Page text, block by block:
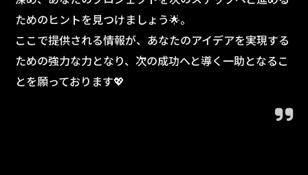
ためのヒントを見つけましょう🌟。
ここで提供される情報が、あなたのアイデアを実現する
ための強力な力となり、次の成功へと導く一助となるこ
とを願っております💖